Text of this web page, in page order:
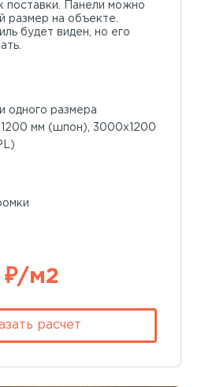
поставки. Панели можно
размер на объекте.
будет виден, но его
одного размера
мм (шпон), 3000х1200
₽/м2
расчет